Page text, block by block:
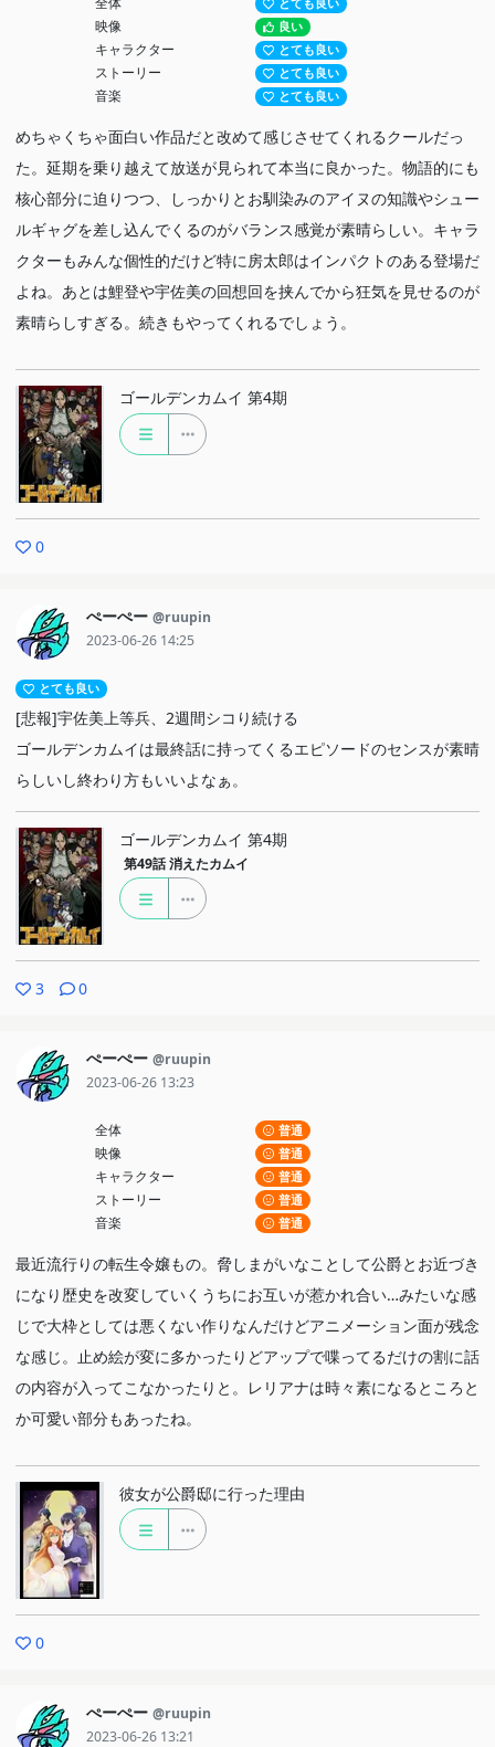
とても良い
映像 良い
キャラクター とても良い
ストーリー とても良い
音楽 とても良い
めちゃくちゃ面白い作品だと改めて感じさせてくれるクールだっ
た。延期を乗り越えて放送が見られて本当に良かった。物語的にも
核心部分に迫りつつ、しっかりとお馴染みのアイヌの知識やシュー
ルギャグを差し込んでくるのがバランス感覚が素晴らしい。キャラ
クターもみんな個性的だけど特に房太郎はインパクトのある登場だ
よね。あとは鯉登や宇佐美の回想回を挟んでから狂気を見せるのが
素晴らしすぎる。続きもやってくれるでしょう。
ゴールデンカムイ 第4期
0
ぺーぺー @ruupin
2023-06-26 14:25
とても良い
[悲報]宇佐美上等兵、2週間シコり続ける
ゴールデンカムイは最終話に持ってくるエピソードのセンスが素晴
らしいし終わり方もいいよなぁ。
ゴールデンカムイ 第4期
第49話 消えたカムイ
3 0
ぺーぺー @ruupin
2023-06-26 13:23
全体 普通
映像 普通
キャラクター 普通
ストーリー 普通
音楽 普通
最近流行りの転生令嬢もの。脅しまがいなことして公爵とお近づき
になり歴史を改変していくうちにお互いが惹かれ合い…みたいな感
じで大枠としては悪くない作りなんだけどアニメーション面が残念
な感じ。止め絵が変に多かったりどアップで喋ってるだけの割に話
の内容が入ってこなかったりと。レリアナは時々素になるところと
か可愛い部分もあったね。
彼女が公爵邸に行った理由
0
ぺーぺー @ruupin
2023-06-26 13:21